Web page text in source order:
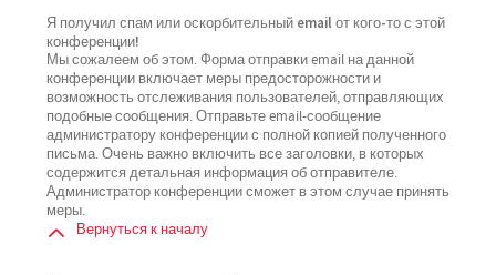
Я получил спам или оскорбительный email от кого-то с этой
конференции!
Мы сожалеем об этом. Форма отправки email на данной
конференции включает меры предосторожности и
возможность отслеживания пользователей, отправляющих
подобные сообщения. Отправьте email-сообщение
администратору конференции с полной копией полученного
письма. Очень важно включить все заголовки, в которых
содержится детальная информация об отправителе.
Администратор конференции сможет в этом случае принять
меры.
Вернуться к началу